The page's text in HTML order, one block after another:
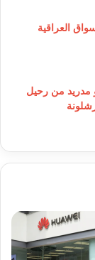
العراقية
مدريد من رحيل